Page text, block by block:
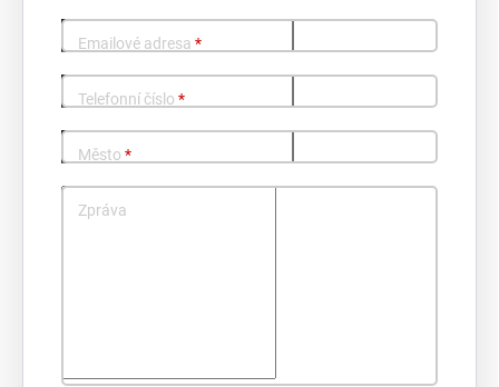
Emailové adresa *
Telefonní číslo *
Město *
Zpráva